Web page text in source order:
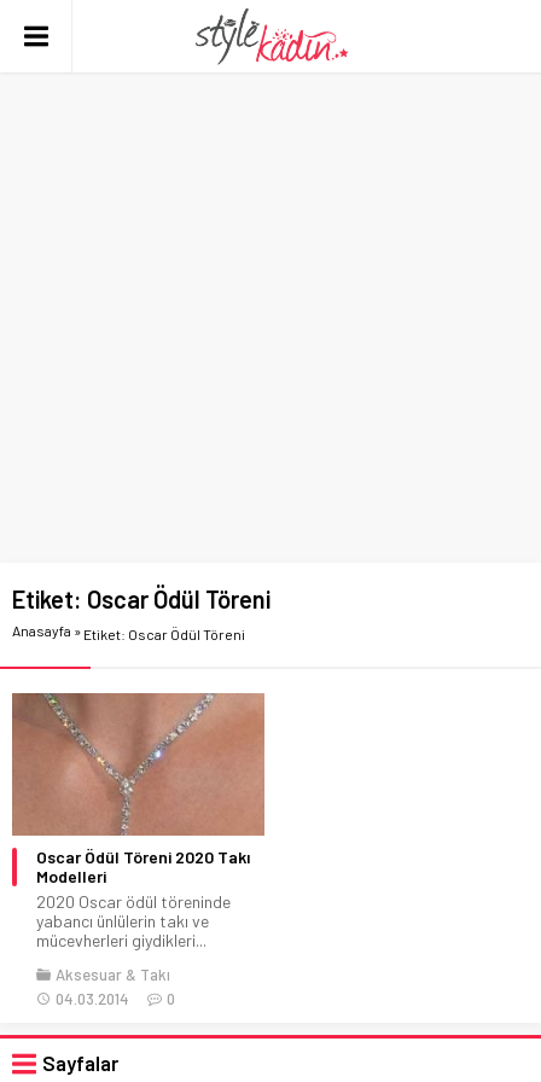
Etiket: Oscar Ödül Töreni
Anasayfa » Etiket: Oscar Ödül Töreni
Oscar Ödül Töreni 2020 Takı
Modelleri
2020 Oscar ödül töreninde
yabancı ünlülerin takı ve
mücevherleri giydikleri...
Aksesuar & Takı
04.03.2014
0
Sayfalar